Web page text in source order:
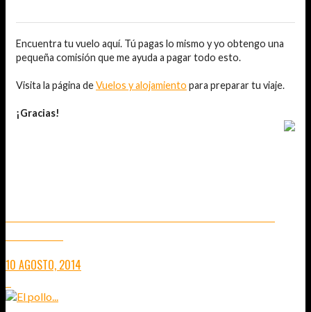
Encuentra tu vuelo aquí. Tú pagas lo mismo y yo obtengo una
pequeña comisión que me ayuda a pagar todo esto.
Visita la página deVuelos y alojamiento para preparar tu viaje.
¡Gracias!
10 AGOSTO, 2014